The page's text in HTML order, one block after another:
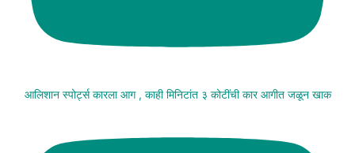
आलिशान स्पोर्ट्स कारला आग , काही मिनिटांत ३ कोटींची कार आगीत जळून खाक